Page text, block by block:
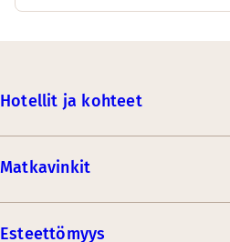
Hotellit ja kohteet
Matkavinkit
Esteettömyys